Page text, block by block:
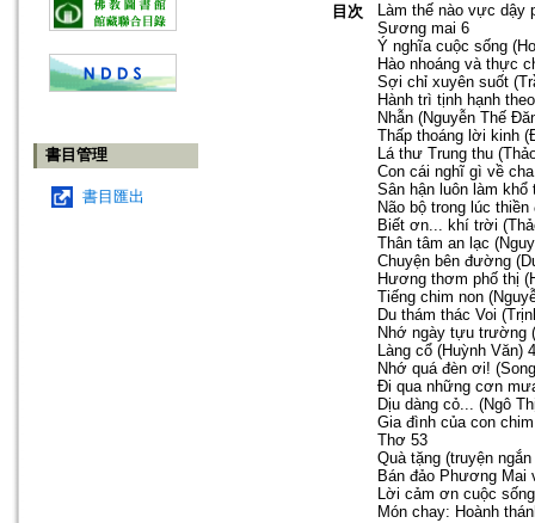
書目管理
書目匯出
目次
Làm thế nào vực dậy
Sương mai 6
Ý nghĩa cuộc sống
Hào nhoáng và thực
Sợi chỉ xuyên suốt
Hành trì tịnh hạnh
Nhẫn (Nguyễn Thế
Thấp thoáng lời kinh
Lá thư Trung thu
Con cái nghĩ gì về
Sân hận luôn làm khổ
Não bộ trong lúc
Biết ơn... khí trời
Thân tâm an lạc
Chuyện bên đường
Hương thơm phố thị
Tiếng chim non
Du thám thác Voi
Nhớ ngày tựu trường
Làng cổ (Huỳnh Văn)
Nhớ quá đèn ơi!
Đi qua những cơn
Dịu dàng cỏ... (Ngô
Gia đình của con
Thơ 53
Quà tặng (truyện
Bán đảo Phương Mai
Lời cảm ơn cuộc
Món chay: Hoành